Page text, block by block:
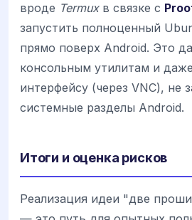
вроде Termuxв связке с
запустить полноценный
прямо поверх Android. Это
консольным утилитам и
интерфейсу (через VNC), не
системные разделы Android.
Итоги и оценка рисков
Реализация идеи "две